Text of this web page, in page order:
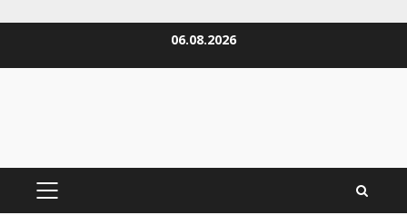
06.08.2026
PRIMÄRES